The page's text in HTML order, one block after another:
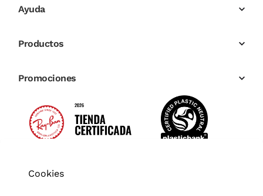
Ayuda
Productos
Promociones
Cookies